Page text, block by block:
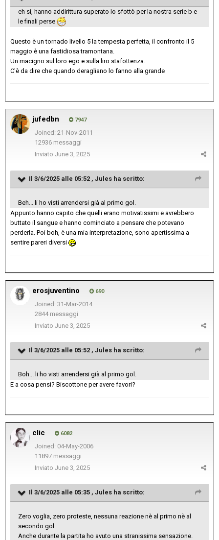
eh si, hanno addirittura superato lo sfottò per la nostra serie b e
le finali perse
Questo è un tornado livello 5 la tempesta perfetta, il confronto il 5
maggio è una fastidiosa tramontana.
Un macigno sul loro ego e sulla liro stafottenza.
C'è da dire che quando deragliano lo fanno alla grande
jufedbn 7947
Joined: 21-Nov-2011
12936 messaggi
Inviato June 3, 2025
Il 3/6/2025 alle 05:52 , Jules ha scritto:
Beh... li ho visti arrendersi già al primo gol.
Appunto hanno capito che quelli erano motivatissimi e avrebbero
buttato il sangue e hanno cominciato a pensare che potevano
perderla. Poi boh, è una mia interpretazione, sono apertissima a
sentire pareri diversi
erosjuventino 690
Joined: 31-Mar-2014
2844 messaggi
Inviato June 3, 2025
Il 3/6/2025 alle 05:52 , Jules ha scritto:
Boh... li ho visti arrendersi già al primo gol.
E a cosa pensi? Biscottone per avere favori?
clic 6082
Joined: 04-May-2006
11897 messaggi
Inviato June 3, 2025
Il 3/6/2025 alle 05:35 , Jules ha scritto:
Zero voglia, zero proteste, nessuna reazione nè al primo nè al
secondo gol...
Anche durante la partita ho avuto una stranissima sensazione.